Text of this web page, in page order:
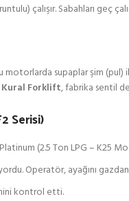
çalışır. Sabahları geç
motorlarda supaplar şim (pul)
Kural Forklift, fabrika sentil
Serisi)
(2.5 Ton LPG – K25
Operatör, ayağını
kontrol etti.